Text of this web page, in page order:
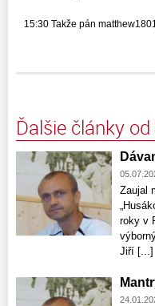
15:30 Takže pán
Ďalšie články
Zaujal
roky v
Jiří [...]